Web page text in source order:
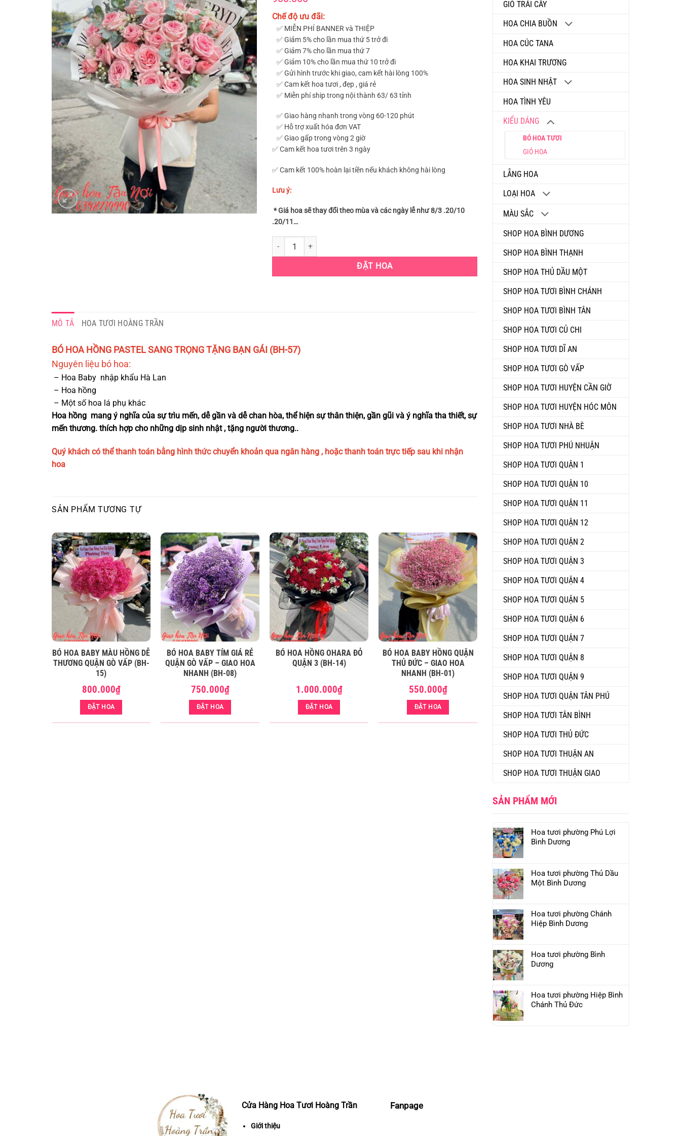
GIỎ TRÁI CÂY
HOA CHIA BUỒN
HOA CÚC TANA
HOA KHAI TRƯƠNG
HOA SINH NHẬT
HOA TÌNH YÊU
KIỂU DÁNG
BÓ HOA TƯƠI
GIỎ HOA
LẴNG HOA
LOẠI HOA
MÀU SẮC
SHOP HOA BÌNH DƯƠNG
SHOP HOA BÌNH THẠNH
SHOP HOA THỦ DẦU MỘT
SHOP HOA TƯƠI BÌNH CHÁNH
SHOP HOA TƯƠI BÌNH TÂN
SHOP HOA TƯƠI CỦ CHI
SHOP HOA TƯƠI DĨ AN
SHOP HOA TƯƠI GÒ VẤP
SHOP HOA TƯƠI HUYỆN CẦN GIỜ
SHOP HOA TƯƠI HUYỆN HÓC MÔN
SHOP HOA TƯƠI NHÀ BÈ
SHOP HOA TƯƠI PHÚ NHUẬN
SHOP HOA TƯƠI QUẬN 1
SHOP HOA TƯƠI QUẬN 10
SHOP HOA TƯƠI QUẬN 11
SHOP HOA TƯƠI QUẬN 12
SHOP HOA TƯƠI QUẬN 2
SHOP HOA TƯƠI QUẬN 3
SHOP HOA TƯƠI QUẬN 4
SHOP HOA TƯƠI QUẬN 5
SHOP HOA TƯƠI QUẬN 6
SHOP HOA TƯƠI QUẬN 7
SHOP HOA TƯƠI QUẬN 8
SHOP HOA TƯƠI QUẬN 9
SHOP HOA TƯƠI QUẬN TÂN PHÚ
SHOP HOA TƯƠI TÂN BÌNH
SHOP HOA TƯƠI THỦ ĐỨC
SHOP HOA TƯƠI THUẬN AN
SHOP HOA TƯƠI THUẬN GIAO
SẢN PHẨM MỚI
Hoa tươi phường Phú Lợi
Bình Dương
Hoa tươi phường Thủ Dầu
Một Bình Dương
Hoa tươi phường Chánh
Hiệp Bình Dương
Hoa tươi phường Bình
Dương
Hoa tươi phường Hiệp Bình
Chánh Thủ Đức
Chế độ ưu đãi:
✅ MIỄN PHÍ BANNER và THIỆP
✅ Giảm 5% cho lần mua thứ 5 trở đi
✅ Giảm 7% cho lần mua thứ 7
✅ Giảm 10% cho lần mua thứ 10 trở đi
✅ Gửi hình trước khi giao, cam kết hài lòng 100%
✅ Cam kết hoa tươi , đẹp , giá rẻ
✅ Miễn phí ship trong nội thành 63/ 63 tỉnh
✅ Giao hàng nhanh trong vòng 60-120 phút
✅ Hỗ trợ xuất hóa đơn VAT
✅ Giao gấp trong vòng 2 giờ
✅ Cam kết hoa tươi trên 3 ngày
✅ Cam kết 100% hoàn lại tiền nếu khách không hài lòng
Lưu ý:
* Giá hoa sẽ thay đổi theo mùa và các ngày lễ như 8/3 .20/10
.20/11…
BÓ HOA HỒNG PASTEL SANG TRỌNG TẶNG BẠN GÁI (BH-57) số lượng
ĐẶT HOA
MÔ TẢ HOA TƯƠI HOÀNG TRẦN
BÓ HOA HỒNG PASTEL SANG TRỌNG TẶNG BẠN GÁI (BH-57)
Nguyên liệu bó hoa:
– Hoa Baby nhập khẩu Hà Lan
– Hoa hồng
– Một số hoa lá phụ khác
Hoa hồng mang ý nghĩa của sự trìu mến, dễ gần và dễ chan hòa, thể hiện sự thân thiện, gần gũi và ý nghĩa tha thiết, sự
mến thương. thích hợp cho những dịp sinh nhật , tặng người thương..
Quý khách có thể thanh toán bằng hình thức chuyển khoản qua ngân hàng , hoặc thanh toán trực tiếp sau khi nhận
hoa
SẢN PHẨM TƯƠNG TỰ
BÓ HOA BABY MÀU HỒNG DỄ
THƯƠNG QUẬN GÒ VẤP (BH-
15)
800.000₫
ĐẶT HOA
BÓ HOA BABY TÍM GIÁ RẺ
QUẬN GÒ VẤP – GIAO HOA
NHANH (BH-08)
750.000₫
ĐẶT HOA
BÓ HOA HỒNG OHARA ĐỎ
QUẬN 3 (BH-14)
1.000.000₫
ĐẶT HOA
BÓ HOA BABY HỒNG QUẬN
THỦ ĐỨC – GIAO HOA
NHANH (BH-01)
550.000₫
ĐẶT HOA
Cửa Hàng Hoa Tươi Hoàng Trần
Giới thiệu
Fanpage